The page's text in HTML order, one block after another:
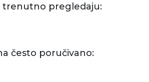
trenutno pregledaju:
često poručivano: